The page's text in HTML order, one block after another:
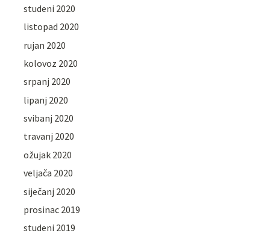
studeni 2020
listopad 2020
rujan 2020
kolovoz 2020
srpanj 2020
lipanj 2020
svibanj 2020
travanj 2020
ožujak 2020
veljača 2020
siječanj 2020
prosinac 2019
studeni 2019